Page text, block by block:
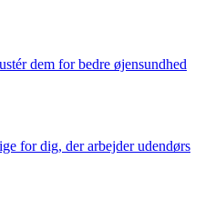
dem for bedre øjensundhed
for dig, der arbejder udendørs